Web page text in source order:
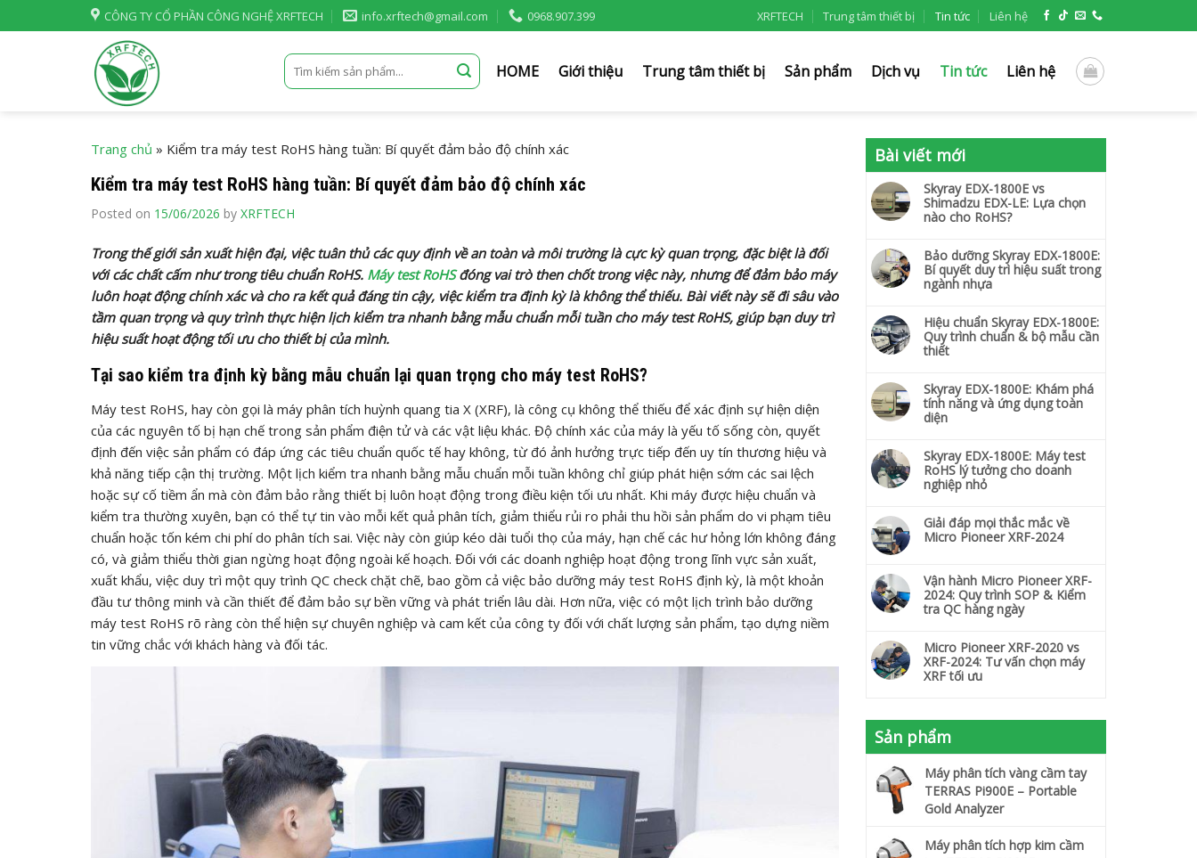
to
CÔNG TY CỔ PHẦN CÔNG NGHỆ XRFTECH info.xrftech@gmail.com 0968.907.399 XRFTECH Trung tâm thiết bị Tin tức Liên hệ
Tìm
kiếm:
HOME Giới thiệu Trung tâm thiết bị Sản phẩm Dịch vụ Tin tức Liên hệ
Trang chủ » Kiểm tra máy test RoHS hàng tuần: Bí quyết đảm bảo độ chính xác
Kiểm tra máy test RoHS hàng tuần: Bí quyết đảm bảo độ chính xác
Posted on 15/06/2026 by XRFTECH
Trong thế giới sản xuất hiện đại, việc tuân thủ các quy định về an toàn và môi trường là cực kỳ quan trọng, đặc biệt là đối
với các chất cấm như trong tiêu chuẩn RoHS. Máy test RoHSđóng vai trò then chốt trong việc này, nhưng để đảm bảo máy
luôn hoạt động chính xác và cho ra kết quả đáng tin cậy, việc kiểm tra định kỳ là không thể thiếu. Bài viết này sẽ đi sâu vào
tầm quan trọng và quy trình thực hiện lịch kiểm tra nhanh bằng mẫu chuẩn mỗi tuần cho máy test RoHS, giúp bạn duy trì
hiệu suất hoạt động tối ưu cho thiết bị của mình.
Tại sao kiểm tra định kỳ bằng mẫu chuẩn lại quan trọng cho máy test RoHS?
Máy test RoHS, hay còn gọi là máy phân tích huỳnh quang tia X (XRF), là công cụ không thể thiếu để xác định sự hiện diện
của các nguyên tố bị hạn chế trong sản phẩm điện tử và các vật liệu khác. Độ chính xác của máy là yếu tố sống còn, quyết
định đến việc sản phẩm có đáp ứng các tiêu chuẩn quốc tế hay không, từ đó ảnh hưởng trực tiếp đến uy tín thương hiệu và
khả năng tiếp cận thị trường. Một lịch kiểm tra nhanh bằng mẫu chuẩn mỗi tuần không chỉ giúp phát hiện sớm các sai lệch
hoặc sự cố tiềm ẩn mà còn đảm bảo rằng thiết bị luôn hoạt động trong điều kiện tối ưu nhất. Khi máy được hiệu chuẩn và
kiểm tra thường xuyên, bạn có thể tự tin vào mỗi kết quả phân tích, giảm thiểu rủi ro phải thu hồi sản phẩm do vi phạm tiêu
chuẩn hoặc tốn kém chi phí do phân tích sai. Việc này còn giúp kéo dài tuổi thọ của máy, hạn chế các hư hỏng lớn không đáng
có, và giảm thiểu thời gian ngừng hoạt động ngoài kế hoạch. Đối với các doanh nghiệp hoạt động trong lĩnh vực sản xuất,
xuất khẩu, việc duy trì một quy trình QC check chặt chẽ, bao gồm cả việc bảo dưỡng máy test RoHS định kỳ, là một khoản
đầu tư thông minh và cần thiết để đảm bảo sự bền vững và phát triển lâu dài. Hơn nữa, việc có một lịch trình bảo dưỡng
máy test RoHS rõ ràng còn thể hiện sự chuyên nghiệp và cam kết của công ty đối với chất lượng sản phẩm, tạo dựng niềm
tin vững chắc với khách hàng và đối tác.
Bài viết mới
Skyray EDX-1800E vs
Shimadzu EDX-LE: Lựa chọn
nào cho RoHS?
Bảo dưỡng Skyray EDX-1800E:
Bí quyết duy trì hiệu suất trong
ngành nhựa
Hiệu chuẩn Skyray EDX-1800E:
Quy trình chuẩn & bộ mẫu cần
thiết
Skyray EDX-1800E: Khám phá
tính năng và ứng dụng toàn
diện
Skyray EDX-1800E: Máy test
RoHS lý tưởng cho doanh
nghiệp nhỏ
Giải đáp mọi thắc mắc về
Micro Pioneer XRF-2024
Vận hành Micro Pioneer XRF-
2024: Quy trình SOP & Kiểm
tra QC hàng ngày
Micro Pioneer XRF-2020 vs
XRF-2024: Tư vấn chọn máy
XRF tối ưu
Sản phẩm
Máy phân tích vàng cầm tay
TERRAS Pi900E – Portable
Gold Analyzer
Máy phân tích hợp kim cầm